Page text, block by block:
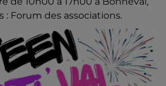
: Forum des associations.